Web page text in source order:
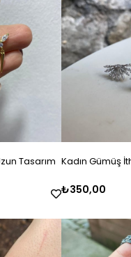
Tasarım Kadın Gümüş
₺350,00